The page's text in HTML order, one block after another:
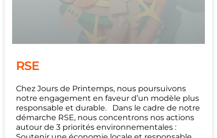
RSE
Chez Jours de Printemps, nous poursuivons
notre engagement en faveur d’un modèle plus
responsable et durable. Dans le cadre de notre
démarche RSE, nous concentrons nos actions
autour de 3 priorités environnementales :